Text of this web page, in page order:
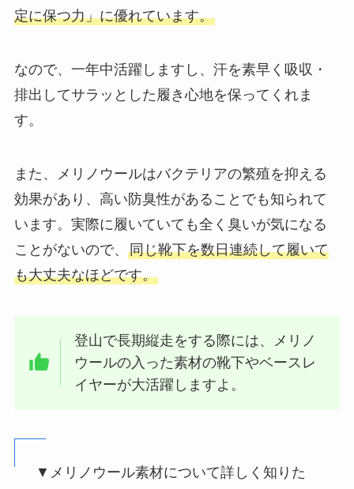
定に保つ力」に優れています。
なので、一年中活躍しますし、汗を素早く吸収・
排出してサラッとした履き心地を保ってくれま
す。
また、メリノウールはバクテリアの繁殖を抑える
効果があり、高い防臭性があることでも知られて
います。実際に履いていても全く臭いが気になる
ことがないので、 同じ靴下を数日連続して履いて
も大丈夫なほどです。
登山で長期縦走をする際には、メリノ
ウールの入った素材の靴下やベースレ
イヤーが大活躍しますよ。
▼メリノウール素材について詳しく知りた